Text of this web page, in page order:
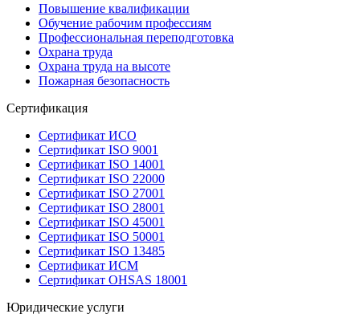
Повышение квалификации
Обучение рабочим профессиям
Профессиональная переподготовка
Охрана труда
Охрана труда на высоте
Пожарная безопасность
Сертификация
Сертификат ИСО
Сертификат ISO 9001
Сертификат ISO 14001
Сертификат ISO 22000
Сертификат ISO 27001
Сертификат ISO 28001
Сертификат ISO 45001
Сертификат ISO 50001
Сертификат ISO 13485
Сертификат ИСМ
Сертификат OHSAS 18001
Юридические услуги